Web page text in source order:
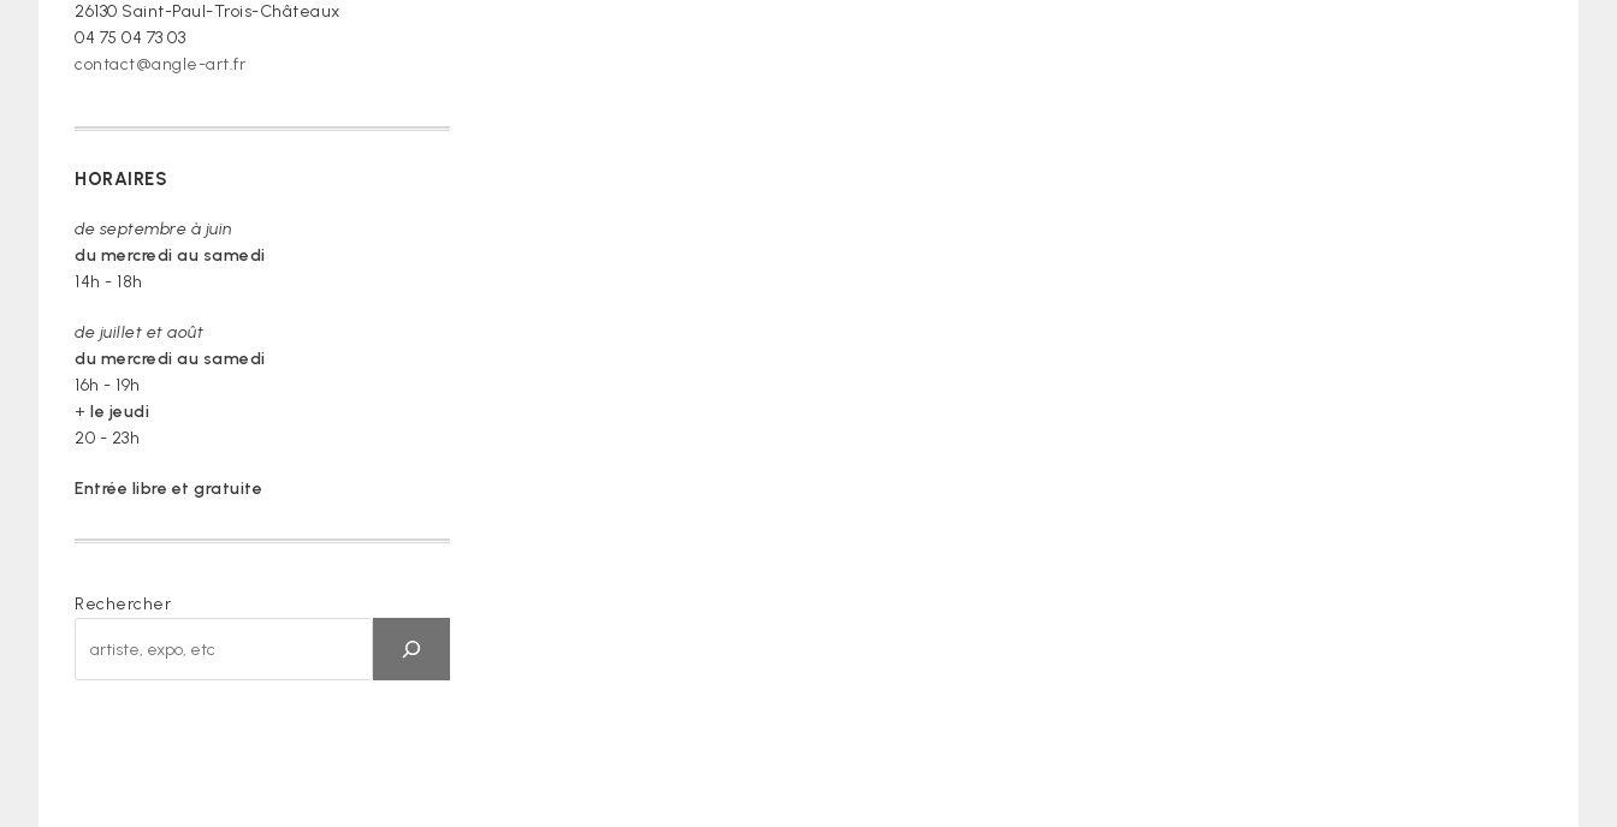
26130 Saint-Paul-Trois-Châteaux
04 75 04 73 03
contact@angle-art.fr
HORAIRES
de septembre à juin
du mercredi au samedi
14h - 18h
de juillet et août
du mercredi au samedi
16h - 19h
+ le jeudi
20 - 23h
Entrée libre et gratuite
Rechercher